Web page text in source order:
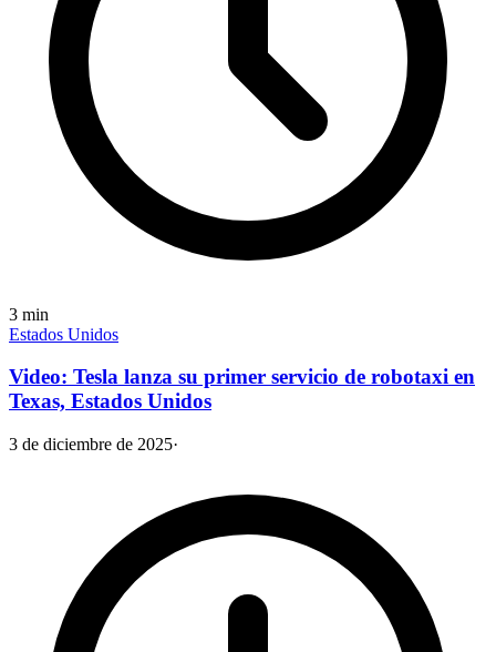
3 min
Estados Unidos
Video: Tesla lanza su primer servicio de robotaxi en
Texas, Estados Unidos
3 de diciembre de 2025·